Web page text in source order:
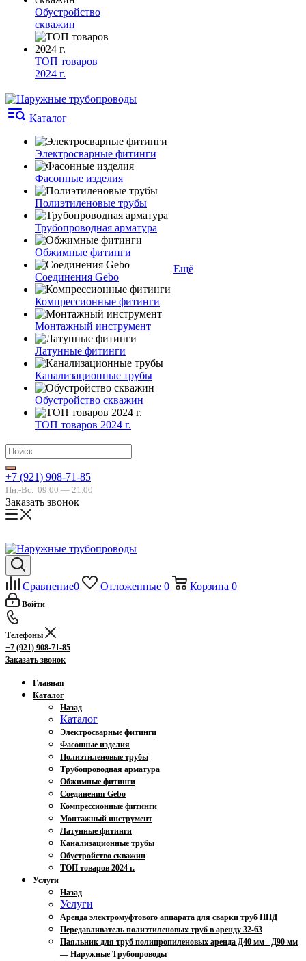
Обустройство
скважин
ТОП товаров
2024 г.
Каталог
Электросварные фитинги
Фасонные изделия
Полиэтиленовые трубы
Трубопроводная арматура
Обжимные фитинги
Соединения Gebo
Компрессионные фитинги
Монтажный инструмент
Латунные фитинги
Канализационные трубы
Обустройство скважин
ТОП товаров 2024 г.
Ещё
+7 (921) 908-71-85
Пн.-Вс. 09.00 — 21.00
Заказать звонок
Сравнение0 Отложенные 0 Корзина 0
Войти
Телефоны
+7 (921) 908-71-85
Заказать звонок
Главная
Каталог
Назад
Каталог
Электросварные фитинги
Фасонные изделия
Полиэтиленовые трубы
Трубопроводная арматура
Обжимные фитинги
Соединения Gebo
Компрессионные фитинги
Монтажный инструмент
Латунные фитинги
Канализационные трубы
Обустройство скважин
ТОП товаров 2024 г.
Услуги
Назад
Услуги
Аренда электромуфтового аппарата для сварки труб ПНД
Передавливатель полиэтиленовых труб в аренду 32-63
Паяльник для труб полипропиленовых аренда Д40 мм - Д90 мм
— Наружные Трубопроводы